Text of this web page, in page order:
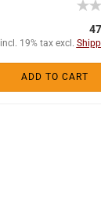
incl. 19% tax excl.
ADD TO CART